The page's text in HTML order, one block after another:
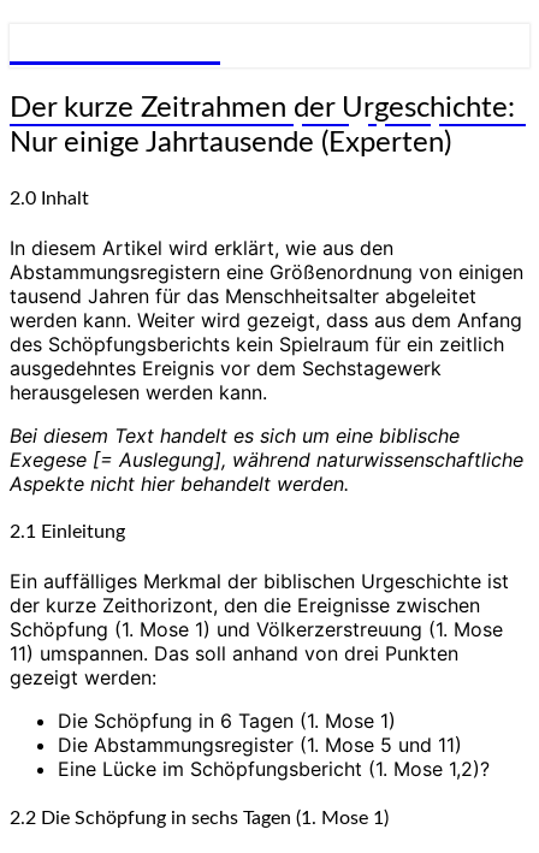
Wissenschaft aus Schöpfungsperspektive
Der
kurze
Zeitrahmen
Urgeschichte:
einige
Jahrtausende
(Experten)
Der kurze Zeitrahmen der Urgeschichte:
Nur einige Jahrtausende (Experten)
2.0 Inhalt
In diesem Artikel wird erklärt, wie aus den
Abstammungsregistern eine Größenordnung von einigen
tausend Jahren für das Menschheitsalter abgeleitet
werden kann. Weiter wird gezeigt, dass aus dem Anfang
des Schöpfungsberichts kein Spielraum für ein zeitlich
ausgedehntes Ereignis vor dem Sechstagewerk
herausgelesen werden kann.
Bei diesem Text handelt es sich um eine biblische
Exegese [= Auslegung], während naturwissenschaftliche
Aspekte nicht hier behandelt werden.
2.1 Einleitung
Ein auffälliges Merkmal der biblischen Urgeschichte ist
der kurze Zeithorizont, den die Ereignisse zwischen
Schöpfung (1. Mose 1) und Völkerzerstreuung (1. Mose
11) umspannen. Das soll anhand von drei Punkten
gezeigt werden:
Die Schöpfung in 6 Tagen (1. Mose 1)
Die Abstammungsregister (1. Mose 5 und 11)
Eine Lücke im Schöpfungsbericht (1. Mose 1,2)?
2.2 Die Schöpfung in sechs Tagen (1. Mose 1)